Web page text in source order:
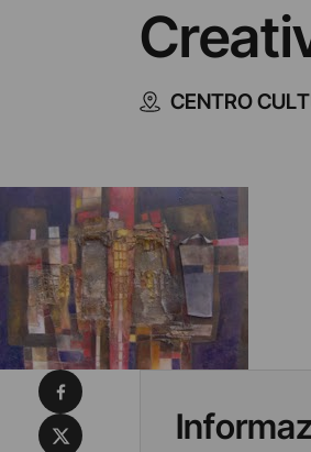
CENTRO
Condividi su Facebook
Condividi su X